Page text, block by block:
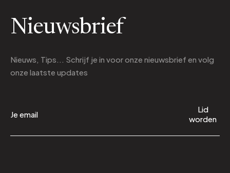
Nieuwsbrief
Nieuws, Tips... Schrijf je in voor onze nieuwsbrief en volg
onze laatste updates
Lid
worden